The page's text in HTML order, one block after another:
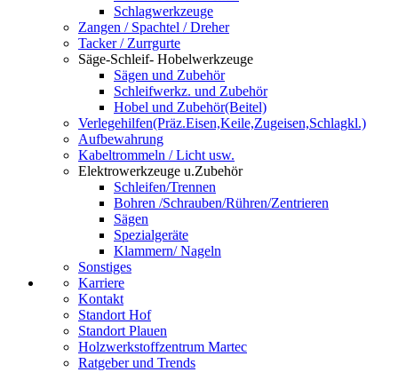
Schlagwerkzeuge
Zangen / Spachtel / Dreher
Tacker / Zurrgurte
Säge-Schleif- Hobelwerkzeuge
Sägen und Zubehör
Schleifwerkz. und Zubehör
Hobel und Zubehör(Beitel)
Verlegehilfen(Präz.Eisen,Keile,Zugeisen,Schlagkl.)
Aufbewahrung
Kabeltrommeln / Licht usw.
Elektrowerkzeuge u.Zubehör
Schleifen/Trennen
Bohren /Schrauben/Rühren/Zentrieren
Sägen
Spezialgeräte
Klammern/ Nageln
Sonstiges
Karriere
Kontakt
Standort Hof
Standort Plauen
Holzwerkstoffzentrum Martec
Ratgeber und Trends